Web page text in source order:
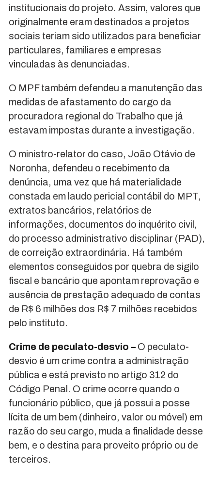
institucionais do projeto. Assim, valores que
originalmente eram destinados a projetos
sociais teriam sido utilizados para beneficiar
particulares, familiares e empresas
vinculadas às denunciadas.
O MPF também defendeu a manutenção das
medidas de afastamento do cargo da
procuradora regional do Trabalho que já
estavam impostas durante a investigação.
O ministro-relator do caso, João Otávio de
Noronha, defendeu o recebimento da
denúncia, uma vez que há materialidade
constada em laudo pericial contábil do MPT,
extratos bancários, relatórios de
informações, documentos do inquérito civil,
do processo administrativo disciplinar (PAD),
de correição extraordinária. Há também
elementos conseguidos por quebra de sigilo
fiscal e bancário que apontam reprovação e
ausência de prestação adequado de contas
de R$ 6 milhões dos R$ 7 milhões recebidos
pelo instituto.
Crime de peculato-desvio – O peculato-
desvio é um crime contra a administração
pública e está previsto no artigo 312 do
Código Penal. O crime ocorre quando o
funcionário público, que já possui a posse
lícita de um bem (dinheiro, valor ou móvel) em
razão do seu cargo, muda a finalidade desse
bem, e o destina para proveito próprio ou de
terceiros.